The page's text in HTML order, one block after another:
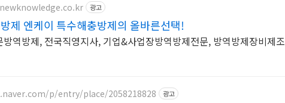
광고
제 엔케이 특수해충방제의 올바른선택!
방역방제, 전국직영지사, 기업&사업장방역방제전문, 방역방제장비제조
p/entry/place/2058218828 광고